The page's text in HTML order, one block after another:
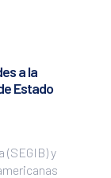
a la
Estado
(SEGIB) y